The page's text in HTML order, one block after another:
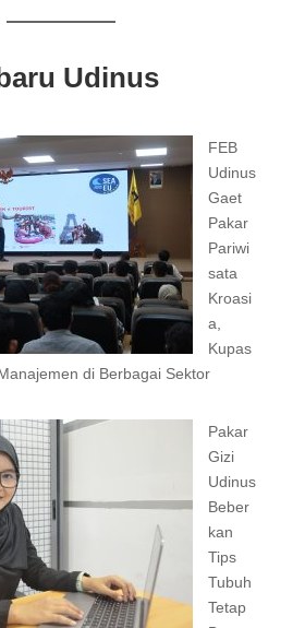
Udinus
FEB
Udinus
Gaet
Pakar
Pariwi
sata
Kroasi
a,
Kupas
di Berbagai Sektor
Pakar
Gizi
Udinus
Beber
kan
Tips
Tubuh
Tetap